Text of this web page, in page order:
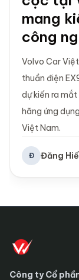
mang
công
Volvo Car
thuần điện
dự kiến ra
hãng ứng
Việt Nam.
Đ Đăng
Công ty Cổ